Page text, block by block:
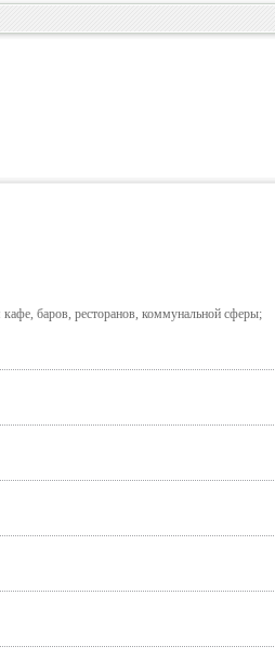
баров, ресторанов, коммунальной сферы;